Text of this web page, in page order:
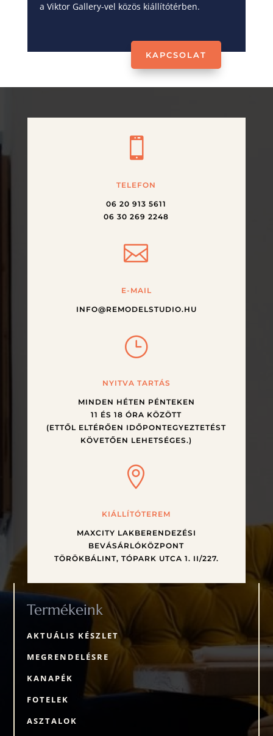
a Viktor Gallery-vel közös kiállítótérben.
KAPCSOLAT

TELEFON
06 20 913 5611
06 30 269 2248

E-MAIL
INFO@REMODELSTUDIO.HU
}
NYITVA TARTÁS
MINDEN HÉTEN PÉNTEKEN
11 ÉS 18 ÓRA KÖZÖTT
(ETTŐL ELTÉRŐEN IDŐPONTEGYEZTETÉST
KÖVETŐEN LEHETSÉGES.)

KIÁLLÍTÓTEREM
MAXCITY LAKBERENDEZÉSI
BEVÁSÁRLÓKÖZPONT
TÖRÖKBÁLINT, TÓPARK UTCA 1. II/227.
Termékeink
AKTUÁLIS KÉSZLET
MEGRENDELÉSRE
KANAPÉK
FOTELEK
ASZTALOK